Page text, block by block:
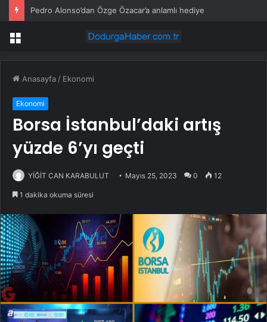
Pedro Alonso’dan Özge Özacar’a anlamlı hediye
Menü
Anasayfa / Ekonomi
Ekonomi
Borsa İstanbul’daki artış
yüzde 6’yı geçti
YİĞİT CAN KARABULUT Mayıs 25, 2023 0 12
1 dakika okuma süresi